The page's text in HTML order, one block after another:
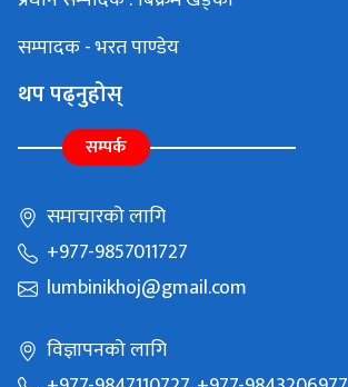
सम्पादक - भरत पाण्डेय
थप पढ्नुहोस्
सम्पर्क
समाचारको लागि
+977-9857011727
lumbinikhoj@gmail.com
विज्ञापनको लागि